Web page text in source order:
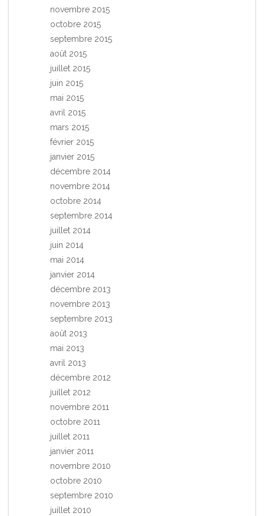
novembre 2015
octobre 2015
septembre 2015
août 2015
juillet 2015
juin 2015
mai 2015
avril 2015
mars 2015
février 2015
janvier 2015
décembre 2014
novembre 2014
octobre 2014
septembre 2014
juillet 2014
juin 2014
mai 2014
janvier 2014
décembre 2013
novembre 2013
septembre 2013
août 2013
mai 2013
avril 2013
décembre 2012
juillet 2012
novembre 2011
octobre 2011
juillet 2011
janvier 2011
novembre 2010
octobre 2010
septembre 2010
juillet 2010